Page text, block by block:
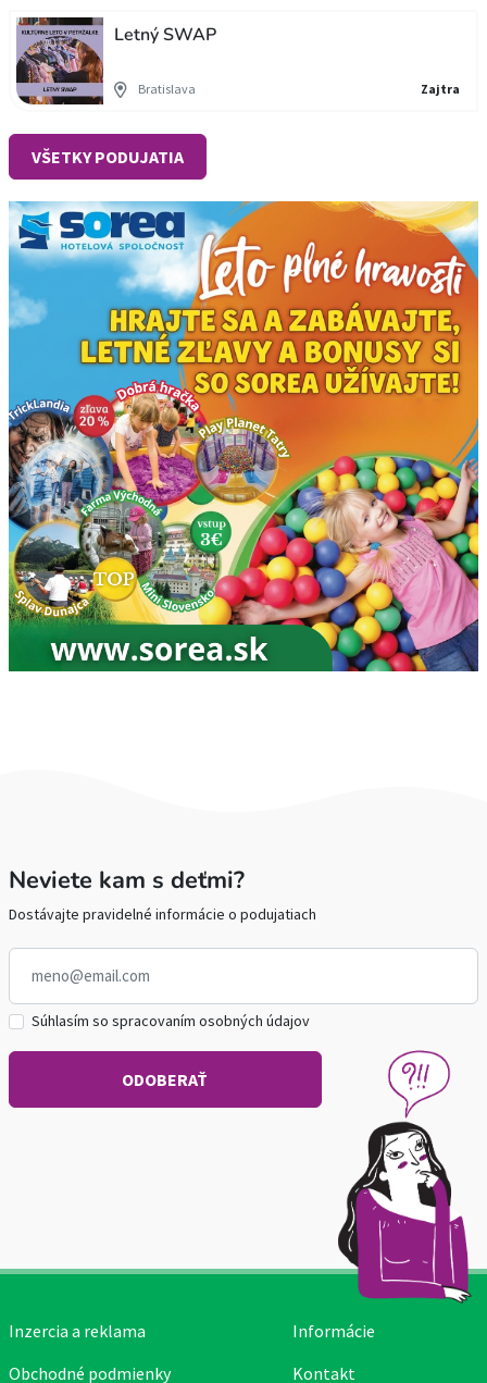
Letný SWAP
Bratislava Zajtra
VŠETKY PODUJATIA
Neviete kam s deťmi?
Dostávajte pravidelné informácie o podujatiach
Súhlasím so spracovaním osobných údajov
Inzercia a reklama
Obchodné podmienky
Informácie
Kontakt